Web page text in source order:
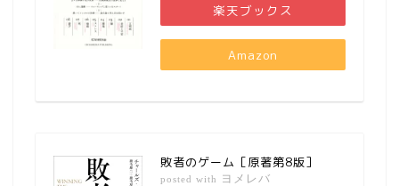
楽天ブックス
Amazon
敗者のゲーム［原著第8版］
posted with ヨメレバ